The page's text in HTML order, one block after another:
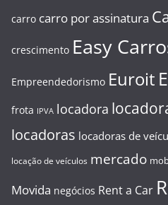
carro carro por assinatura
crescimento Easy
Empreendedorismo Euroit
frota IPVA locadora
locadoras locadoras de
locação de veículos mercado
Movida negócios Rent a Car